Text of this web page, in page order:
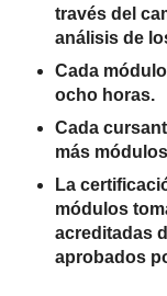
través del
análisis de
Cada
ocho horas.
Cada
más
La
módulos
acreditadas
aprobados